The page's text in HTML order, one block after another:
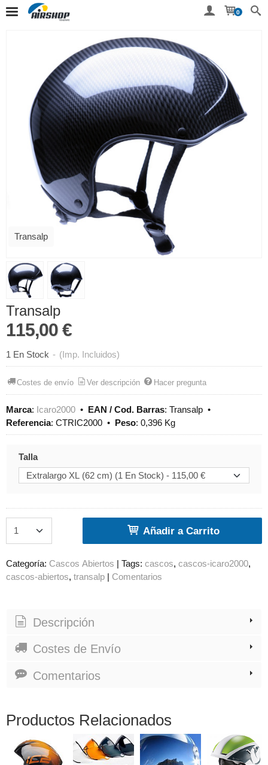
0
Transalp
Transalp
115,00 €
1 En Stock - (Imp. Incluidos)
Costes de envío Ver descripción Hacer pregunta
Marca: Icaro2000 • EAN / Cod. Barras: Transalp •
Referencia: CTRIC2000 • Peso: 0,396 Kg
Talla
Añadir a Carrito
Categoría: Cascos Abiertos | Tags: cascos cascos-icaro2000
cascos-abiertos transalp | Comentarios
Descripción
Costes de Envío
Comentarios
Productos Relacionados